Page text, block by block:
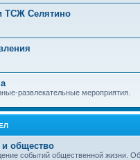
ТСЖ Селятино
развлекательные мероприятия.
и общество
событий общественной жизни.